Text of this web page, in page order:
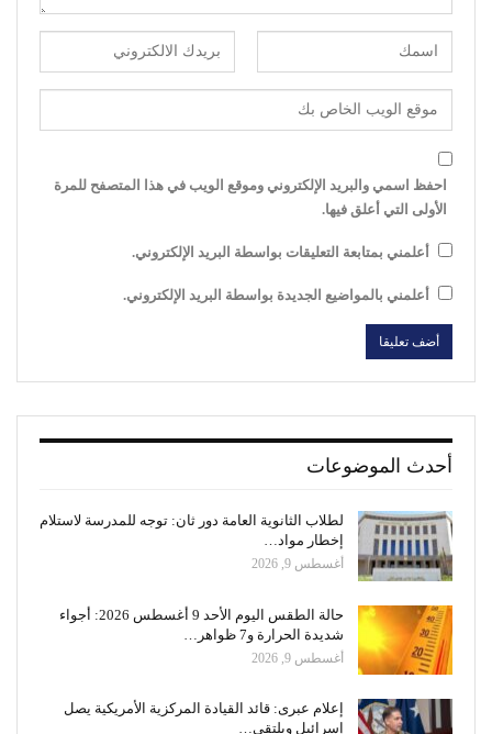
احفظ اسمي والبريد الإلكتروني وموقع الويب في هذا المتصفح للمرة
الأولى التي أعلق فيها.
أعلمني بمتابعة التعليقات بواسطة البريد الإلكتروني.
أعلمني بالمواضيع الجديدة بواسطة البريد الإلكتروني.
أحدث الموضوعات
لطلاب الثانوية العامة دور ثان: توجه للمدرسة لاستلام
إخطار مواد…
أغسطس 9, 2026
حالة الطقس اليوم الأحد 9 أغسطس 2026: أجواء
شديدة الحرارة و7 ظواهر…
أغسطس 9, 2026
إعلام عبرى: قائد القيادة المركزية الأمريكية يصل
إسرائيل ويلتقى…